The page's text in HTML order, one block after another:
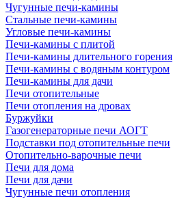
Чугунные печи-камины
Стальные печи-камины
Угловые печи-камины
Печи-камины с плитой
Печи-камины длительного горения
Печи-камины с водяным контуром
Печи-камины для дачи
Печи отопительные
Печи отопления на дровах
Буржуйки
Газогенераторные печи АОГТ
Подставки под отопительные печи
Отопительно-варочные печи
Печи для дома
Печи для дачи
Чугунные печи отопления